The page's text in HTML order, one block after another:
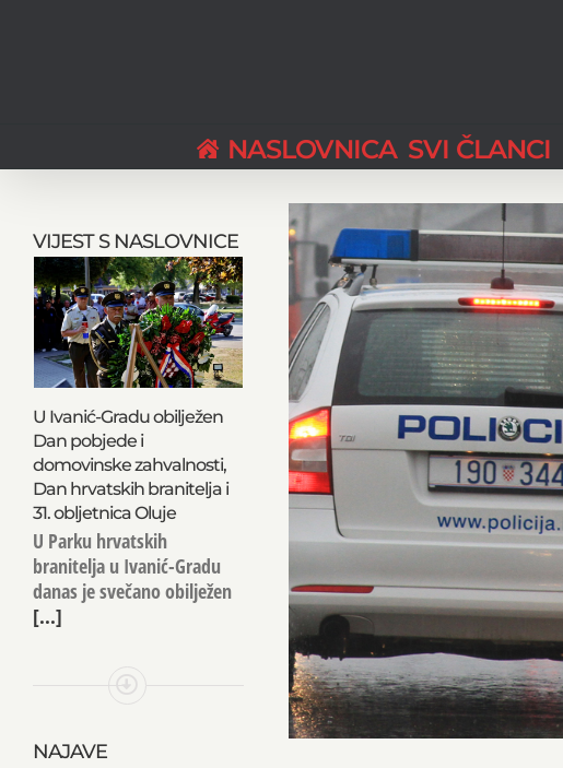
NASLOVNICA SVI ČLANCI
View
Larger
Image
VIJEST S NASLOVNICE
U Ivanić-Gradu obilježen
Dan pobjede i
domovinske zahvalnosti,
Dan hrvatskih branitelja i
31. obljetnica Oluje
U Parku hrvatskih
branitelja u Ivanić-Gradu
danas je svečano obilježen
[...]
NAJAVE